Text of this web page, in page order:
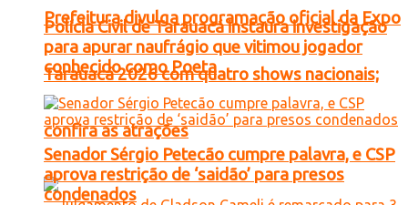
Prefeitura divulga programação oficial da Expo
Tarauacá 2026 com quatro shows nacionais;
confira as atrações
Polícia Civil de Tarauacá instaura investigação
para apurar naufrágio que vitimou jogador
conhecido como Poeta
Senador Sérgio Petecão cumpre palavra, e CSP
aprova restrição de ‘saidão’ para presos
condenados